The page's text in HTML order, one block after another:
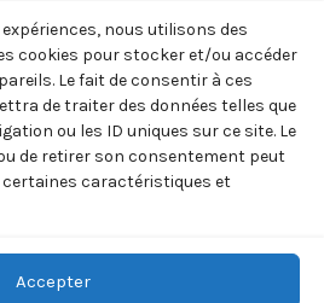
nous utilisons des
cookies pour stocker et/ou accéder
Le fait de consentir à ces
de traiter des données telles que
ou les ID uniques sur ce site. Le
de retirer son consentement peut
caractéristiques et
Accepter
(CHATEL
€ TTC
Ajouter
au
VOL02 – LE
MONT DES
SORCIERES
(BELL/TOMIC)
9,00€ TTC
au